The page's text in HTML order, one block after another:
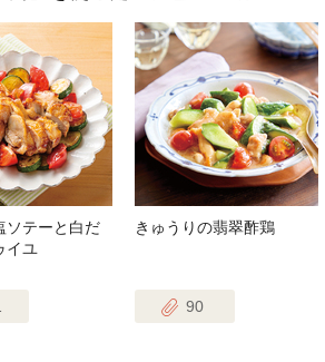
ソテーと白だ
イユ
きゅうりの翡翠酢鶏
90